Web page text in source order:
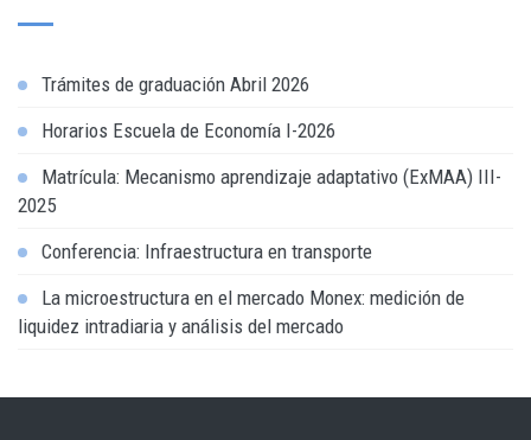
Trámites de graduación Abril 2026
Horarios Escuela de Economía I-2026
Matrícula: Mecanismo aprendizaje adaptativo (ExMAA) III-
2025
Conferencia: Infraestructura en transporte
La microestructura en el mercado Monex: medición de
liquidez intradiaria y análisis del mercado